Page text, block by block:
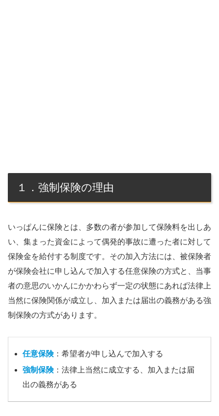
１．強制保険の理由
いっぱんに保険とは、多数の者が参加して保険料を出しあ
い、集まった資金によって偶発的事故に遭った者に対して
保険金を給付する制度です。その加入方法には、被保険者
が保険会社に申し込んで加入する任意保険の方式と、当事
者の意思のいかんにかかわらず一定の状態にあれば法律上
当然に保険関係が成立し、加入または届出の義務がある強
制保険の方式があります。
任意保険：希望者が申し込んで加入する
強制保険：法律上当然に成立する、加入または届
出の義務がある